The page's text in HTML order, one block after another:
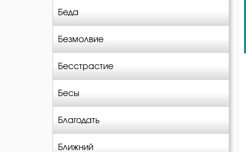
Беда
Безмолвие
Бесстрастие
Бесы
Благодать
Ближний